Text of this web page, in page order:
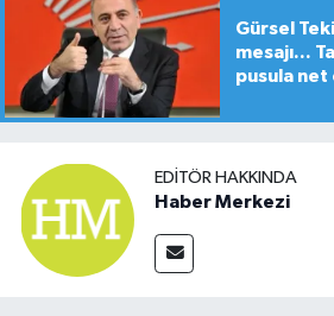
Gürsel
mesajı...
pusula net
EDITÖR HAKKINDA
Haber Merkezi